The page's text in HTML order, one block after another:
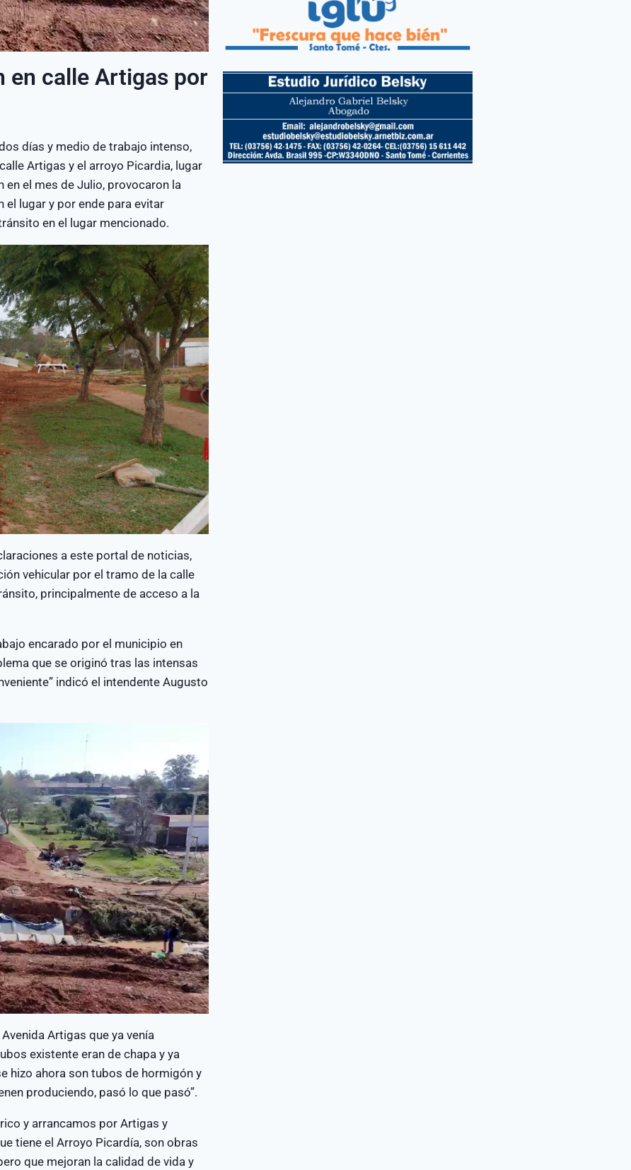
en calle Artigas por
días y medio de trabajo intenso,
Artigas y el arroyo Picardia, lugar
en el mes de Julio, provocaron la
el lugar y por ende para evitar
en el lugar mencionado.
a este portal de noticias,
vehicular por el tramo de la calle
principalmente de acceso a la
encarado por el municipio en
que se originó tras las intensas
indicó el intendente Augusto
Artigas que ya venía
existente eran de chapa y ya
hizo ahora son tubos de hormigón y
produciendo, pasó lo que pasó”.
y arrancamos por Artigas y
tiene el Arroyo Picardía, son obras
que mejoran la calidad de vida y